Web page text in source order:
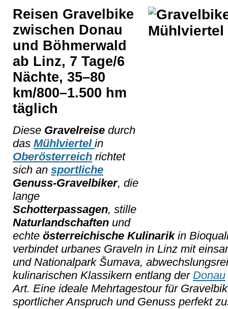
Reisen Gravelbike
zwischen Donau
und Böhmerwald
ab Linz, 7 Tage/6
Nächte, 35–80
km/800–1.500 hm
täglich
Diese Gravelreise durch
das Mühlviertel in
Oberösterreich richtet
sich an sportliche
Genuss-Gravelbiker, die
lange
Schotterpassagen, stille
Naturlandschaften und
echte österreichische Kulinarikin
verbindet urbanes Graveln in Linz mit
und Nationalpark Šumava,
kulinarischen Klassikern entlang der Donau
Art. Eine ideale Mehrtagestour für
sportlicher Anspruch und Genuss perfekt